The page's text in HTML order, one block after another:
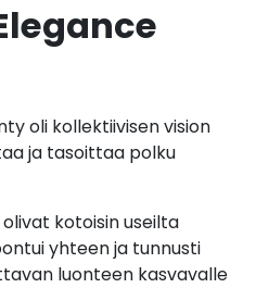
oli kollektiivisen vision
ja tasoittaa polku
kotoisin useilta
yhteen ja tunnusti
luonteen kasvavalle